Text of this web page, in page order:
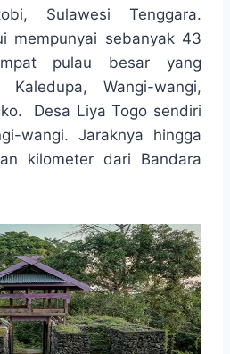
Sulawesi Tenggara.
mempunyai sebanyak 43
pulau besar yang
Kaledupa, Wangi-wangi,
Desa Liya Togo sendiri
wangi. Jaraknya hingga
kilometer dari Bandara